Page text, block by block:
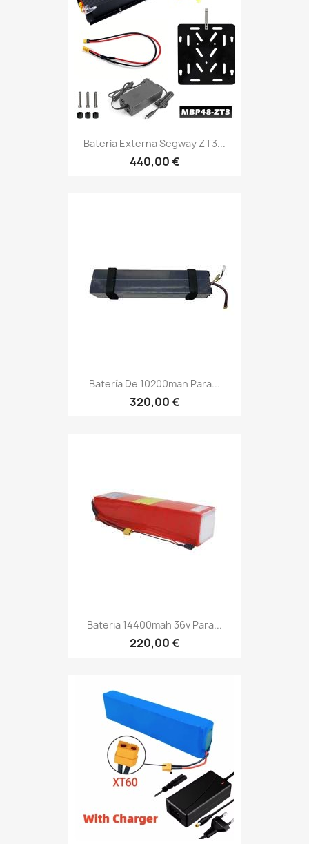
Bateria Externa Segway ZT3...
440,00 €
Batería De 10200mah Para...
320,00 €
Bateria 14400mah 36v Para...
220,00 €